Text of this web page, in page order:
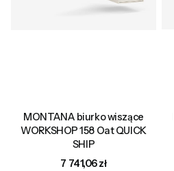
MONTANA biurko wiszące
WORKSHOP 158 Oat QUICK
SHIP
Cena
7 741,06 zł